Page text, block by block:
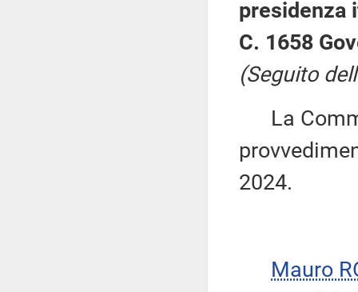
presidenza
C. 1658
(Seguito
La
2024.
Mauro